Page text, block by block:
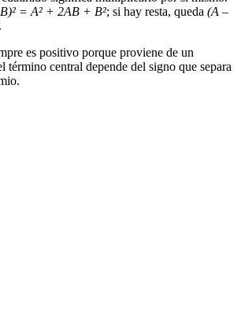
= A² + 2AB + B²; si hay resta, queda (A –
.
es positivo porque proviene de un
término central depende del signo que separa